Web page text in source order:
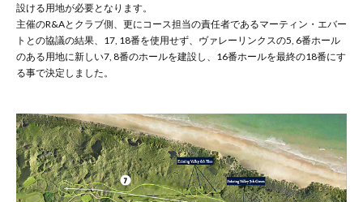
設ける用地が必要となります。
主催のR&Aとクラブ側、更にコース担当の責任者であるマーティン・エバー
トとの協議の結果、17, 18番を使用せず、ヴァレーリンクスの5, 6番ホール
のある用地に新しい7, 8番のホールを建設し、16番ホールを最終の18番にす
る事で決定しました。